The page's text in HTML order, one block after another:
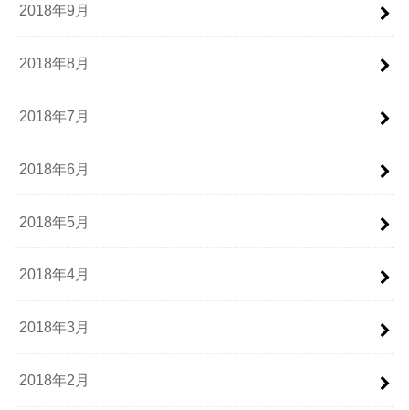
2018年9月
2018年8月
2018年7月
2018年6月
2018年5月
2018年4月
2018年3月
2018年2月